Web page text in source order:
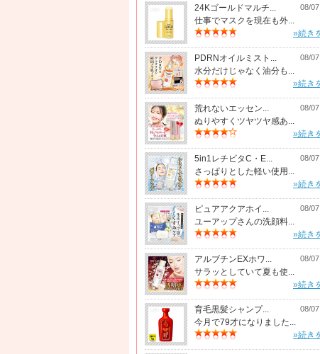
24Kゴールドマルチ... 08/
仕事でマスクを現在も外...
»続き
PDRNオイルミスト... 08/
水分だけじゃなく油分も...
»続き
荒れないエッセン... 08/
ぬりやすくツヤツヤ感あ...
»続き
5in1レチビタC・E... 08/
さっぱりとした軽い使用...
»続き
ピュアアクアホイ... 08/
ユーアップさんの洗顔料...
»続き
アルブチンEXホワ... 08/
サラッとしていて夏も使...
»続き
育毛黒髪シャンプ... 08/
今月で79才になりました...
»続き